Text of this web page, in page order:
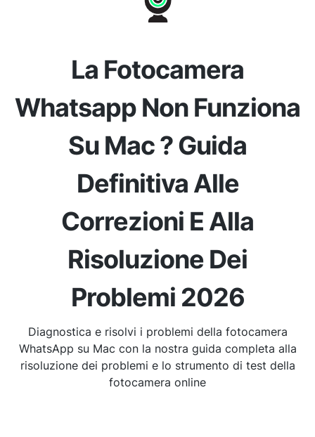
La Fotocamera
Whatsapp Non Funziona
Su Mac ? Guida
Definitiva Alle
Correzioni E Alla
Risoluzione Dei
Problemi 2026
Diagnostica e risolvi i problemi della fotocamera
WhatsApp su Mac con la nostra guida completa alla
risoluzione dei problemi e lo strumento di test della
fotocamera online